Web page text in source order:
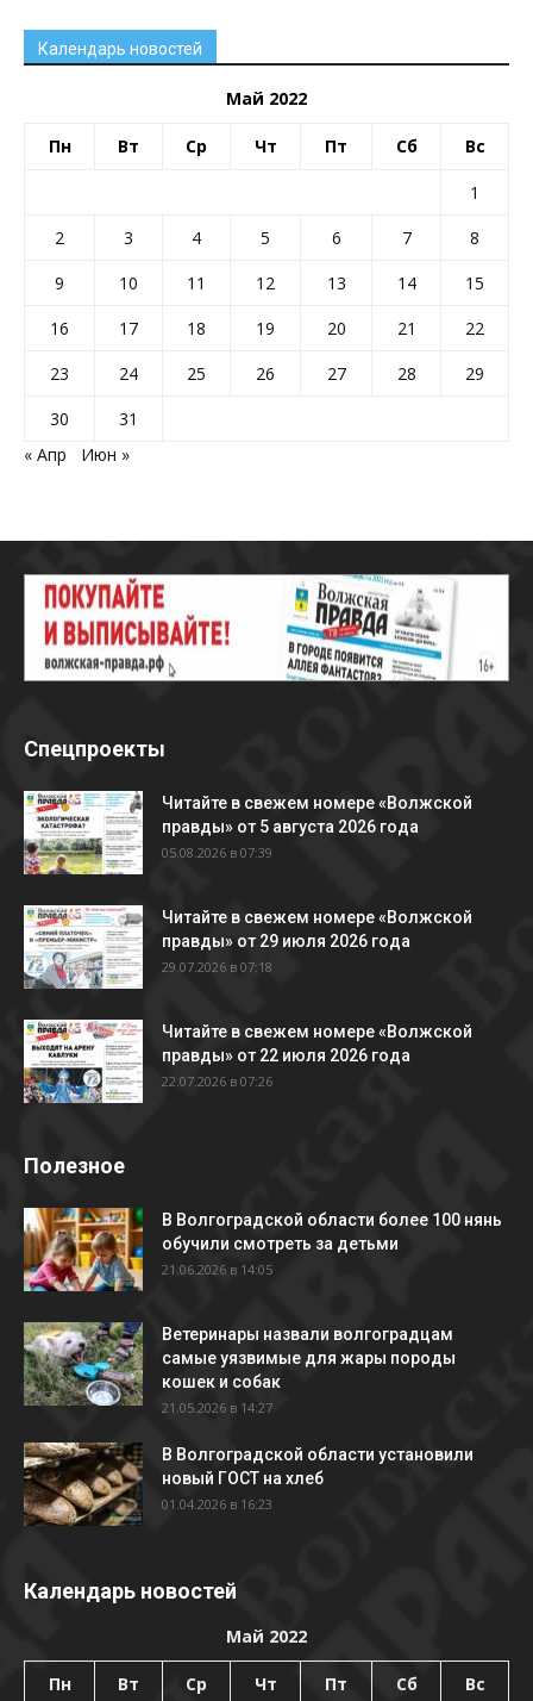
Календарь новостей
Май 2022
Пн Вт Ср Чт Пт Сб Вс
1
2
3 4 5 6 7
8
9
10 11 12 13 14
15
16
17 18 19 20 21
22
23
24 25 26 27 28
29
30
31
« Апр
Июн »
Спецпроекты
Читайте в свежем номере «Волжской
правды» от 5 августа 2026 года
05.08.2026 в 07:39
Читайте в свежем номере «Волжской
правды» от 29 июля 2026 года
29.07.2026 в 07:18
Читайте в свежем номере «Волжской
правды» от 22 июля 2026 года
22.07.2026 в 07:26
Полезное
В Волгоградской области более 100 нянь
обучили смотреть за детьми
21.06.2026 в 14:05
Ветеринары назвали волгоградцам
самые уязвимые для жары породы
кошек и собак
21.05.2026 в 14:27
В Волгоградской области установили
новый ГОСТ на хлеб
01.04.2026 в 16:23
Календарь новостей
Май 2022
Пн Вт Ср Чт Пт Сб Вс